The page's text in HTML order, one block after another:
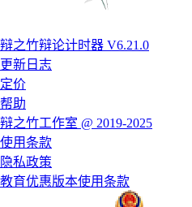
辩之竹辩论计时器 V6.21.0
更新日志
定价
帮助
辩之竹工作室 @ 2019-2025
使用条款
隐私政策
教育优惠版本使用条款